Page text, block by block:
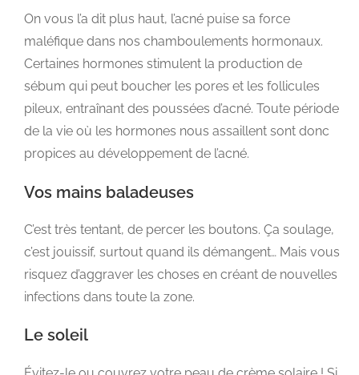
On vous l’a dit plus haut, l’acné puise sa force
maléfique dans nos chamboulements hormonaux.
Certaines hormones stimulent la production de
sébum qui peut boucher les pores et les follicules
pileux, entraînant des poussées d’acné. Toute période
de la vie où les hormones nous assaillent sont donc
propices au développement de l’acné.
Vos mains baladeuses
C’est très tentant, de percer les boutons. Ça soulage,
c’est jouissif, surtout quand ils démangent… Mais vous
risquez d’aggraver les choses en créant de nouvelles
infections dans toute la zone.
Le soleil